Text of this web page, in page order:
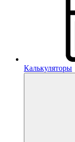
Калькуляторы